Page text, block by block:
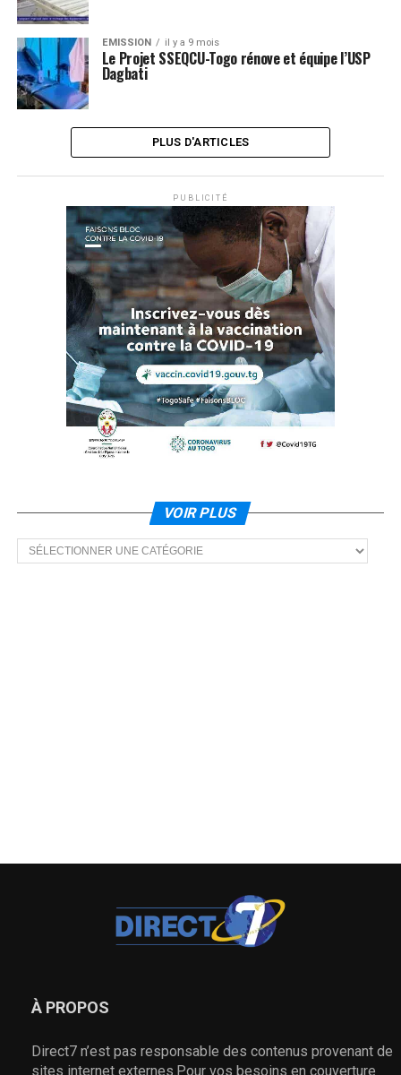
EMISSION il y a 9 mois
Le Projet SSEQCU-Togo rénove et équipe l’USP
Dagbati
PLUS D'ARTICLES
PUBLICITÉ
VOIR PLUS
Voir
plus
À PROPOS
Direct7 n’est pas responsable des contenus provenant de
sites internet externes.Pour vos besoins en couverture